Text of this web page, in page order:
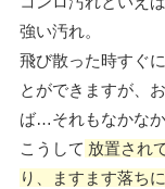
強い汚れ。
飛び散った時すぐ
とができますが、
ば…それもなかなか
こうして 放置され
り、ますます落ち